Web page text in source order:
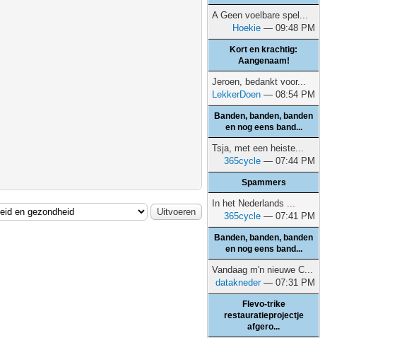
A Geen voelbare spel...
Hoekie — 09:48 PM
Kort en krachtig:
Aangenaam!
Jeroen, bedankt voor...
LekkerDoen — 08:54 PM
Banden, banden, banden
en nog eens band...
Tsja, met een heiste...
365cycle — 07:44 PM
Spammers
In het Nederlands ...
365cycle — 07:41 PM
Banden, banden, banden
en nog eens band...
Vandaag m'n nieuwe C...
datakneder— 07:31 PM
Flevo-trike
restauratieprojectje
afgero...